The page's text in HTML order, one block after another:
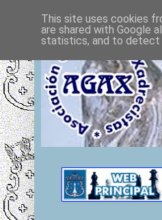
This site uses cookies
are shared with Google
statistics, and to detect